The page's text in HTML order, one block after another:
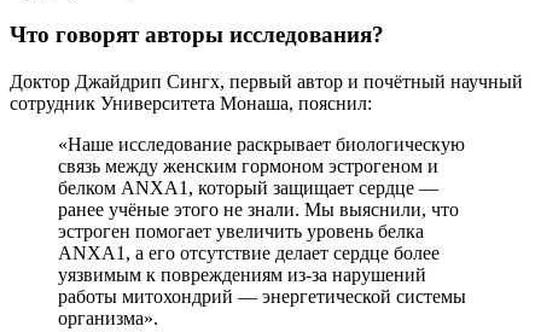
Что говорят авторы исследования?
Доктор Джайдрип Сингх, первый автор и почётный научный
сотрудник Университета Монаша, пояснил:
«Наше исследование раскрывает биологическую
связь между женским гормоном эстрогеном и
белком ANXA1, который защищает сердце —
ранее учёные этого не знали. Мы выяснили, что
эстроген помогает увеличить уровень белка
ANXA1, а его отсутствие делает сердце более
уязвимым к повреждениям из-за нарушений
работы митохондрий — энергетической системы
организма».